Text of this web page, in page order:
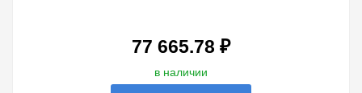
77 665.78 ₽
в наличии